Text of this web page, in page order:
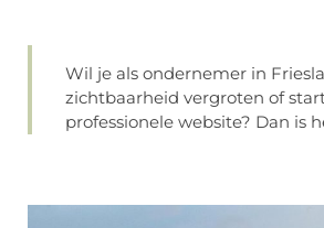
Wil je als ondernemer in
zichtbaarheid vergroten of
professionele website? Dan is